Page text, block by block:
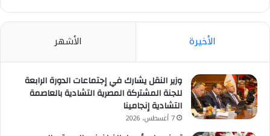
الأخيرة الأشهر
وزير النقل يشارك في إجتماعات الدورة الرابعة
للجنة المشتركة المصرية التشادية بالعاصمة
التشادية إنجامينا
7 أغسطس، 2026